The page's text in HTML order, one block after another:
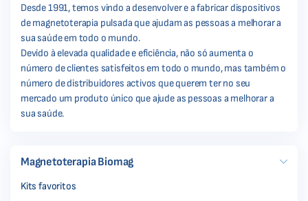
Desde 1991, temos vindo a desenvolver e a fabricar dispositivos
de magnetoterapia pulsada que ajudam as pessoas a melhorar a
sua saúde em todo o mundo.
Devido à elevada qualidade e eficiência, não só aumenta o
número de clientes satisfeitos em todo o mundo, mas também o
número de distribuidores activos que querem ter no seu
mercado um produto único que ajude as pessoas a melhorar a
sua saúde.
Magnetoterapia Biomag
Kits favoritos